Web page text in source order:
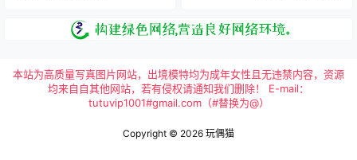
本站为高质量写真图片网站，出境模特均为成年女性且无违禁内容，资源
均来自自其他网站，若有侵权请通知我们删除！ E-mail：
tutuvip1001#gmail.com（#替换为@）
Copyright © 2026 玩偶猫